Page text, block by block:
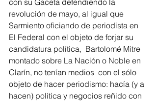
revolución de mayo, al igual que
Sarmiento oficiando de periodista en
El Federal con el objeto de forjar su
candidatura política,  Bartolomé Mitre
montado sobre La Nación o Noble en
Clarín, no tenían medios  con el sólo
objeto de hacer periodismo: hacía (y a
hacen) política y negocios reñido con